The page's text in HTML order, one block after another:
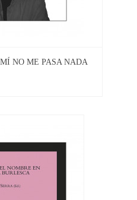
NO ME PASA NADA